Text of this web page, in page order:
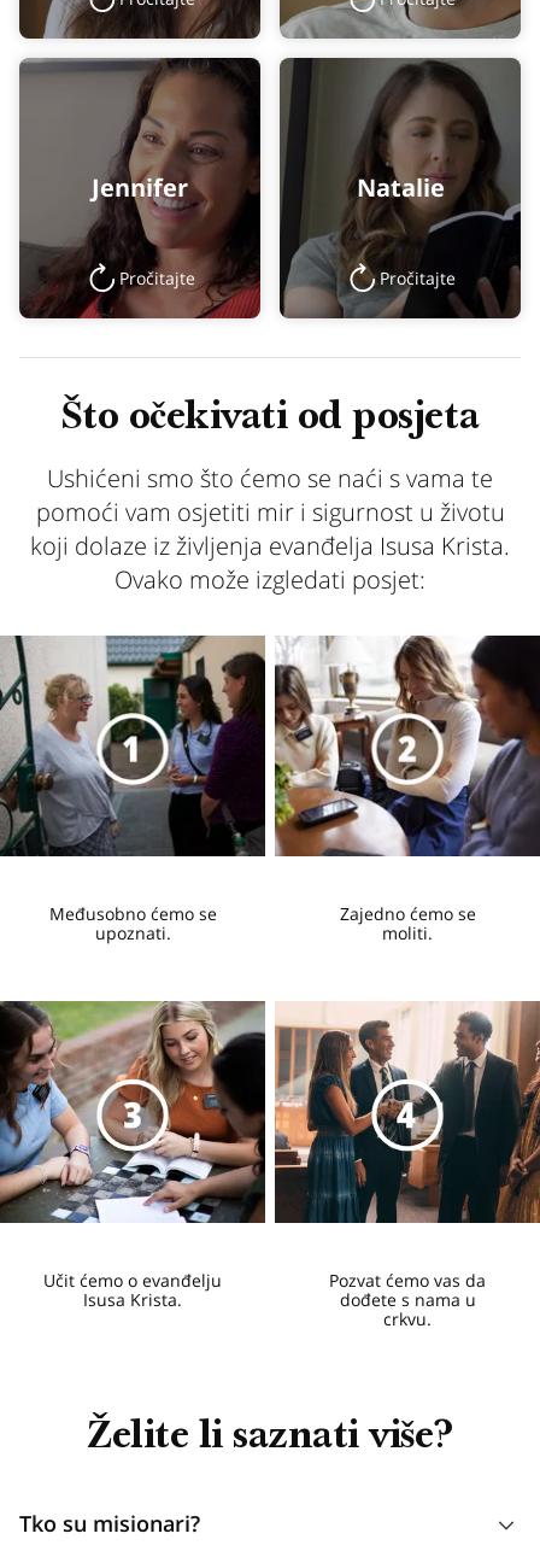
Jennifer
Pročitajte
Natalie
Pročitajte
Što očekivati od posjeta
Ushićeni smo što ćemo se naći s vama te
pomoći vam osjetiti mir i sigurnost u životu
koji dolaze iz življenja evanđelja Isusa Krista.
Ovako može izgledati posjet:
Međusobno ćemo se
upoznati.
Zajedno ćemo se
moliti.
Učit ćemo o evanđelju
Isusa Krista.
Pozvat ćemo vas da
dođete s nama u
crkvu.
Želite li saznati više?
Tko su misionari?